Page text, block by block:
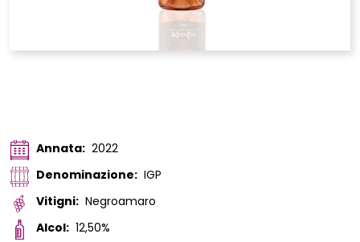
Annata: 2022
Denominazione: IGP
Vitigni: Negroamaro
Alcol: 12,50%